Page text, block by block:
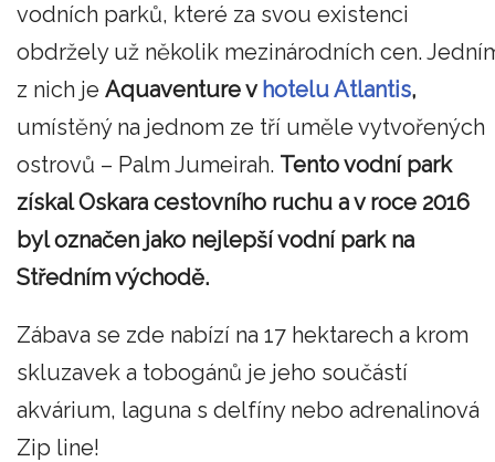
vodních parků, které za svou existenci
obdržely už několik mezinárodních cen.
z nich je Aquaventure v hotelu Atlantis,
umístěný na jednom ze tří uměle vytvořených
ostrovů – Palm Jumeirah. Tento vodní park
získal Oskara cestovního ruchu a v roce 2016
byl označen jako nejlepší vodní park na
Středním východě.
Zábava se zde nabízí na 17 hektarech a krom
skluzavek a tobogánů je jeho součástí
akvárium, laguna s delfíny nebo adrenalinová
Zip line!